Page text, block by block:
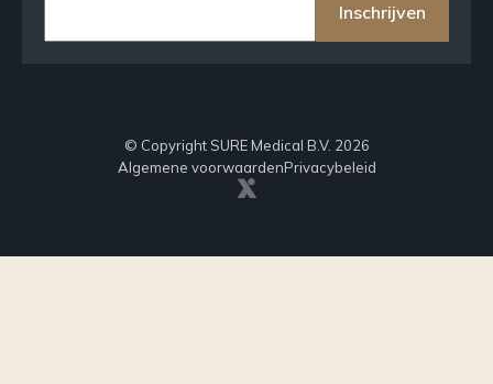
Inschrijven
© Copyright SURE Medical B.V. 2026
Algemene voorwaardenPrivacybeleid